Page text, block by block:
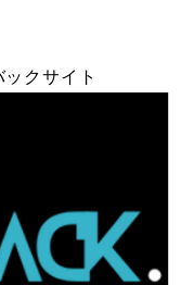
クサイト